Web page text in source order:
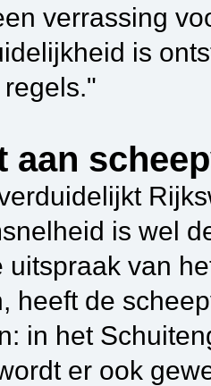
verrassing
is
aan
is wel
uitspraak van
heeft de
in het
er ook